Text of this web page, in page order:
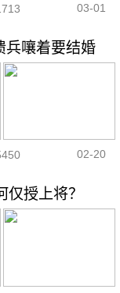
03-01
兵嚷着要结婚
02-20
授上将？